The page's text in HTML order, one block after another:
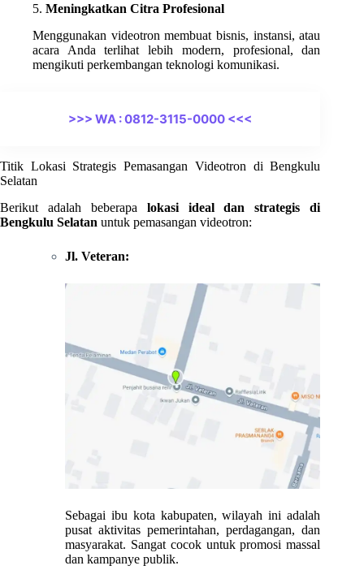
5. Meningkatkan Citra Profesional
Menggunakan videotron membuat bisnis, instansi, atau
acara Anda terlihat lebih modern, profesional, dan
mengikuti perkembangan teknologi komunikasi.
>>> WA : 0812-3115-0000 <<<
Titik Lokasi Strategis Pemasangan Videotron di Bengkulu
Selatan
Berikut adalah beberapa lokasi ideal dan strategis di
Bengkulu Selatan untuk pemasangan videotron:
Jl. Veteran:
Sebagai ibu kota kabupaten, wilayah ini adalah
pusat aktivitas pemerintahan, perdagangan, dan
masyarakat. Sangat cocok untuk promosi massal
dan kampanye publik.